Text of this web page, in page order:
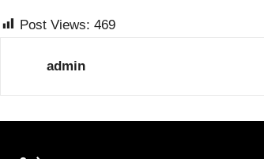
Post Views: 469
admin